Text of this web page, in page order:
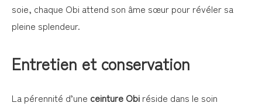
soie, chaque Obi attend son âme sœur pour révéler sa
pleine splendeur.
Entretien et conservation
La pérennité d’une ceinture Obi réside dans le soin